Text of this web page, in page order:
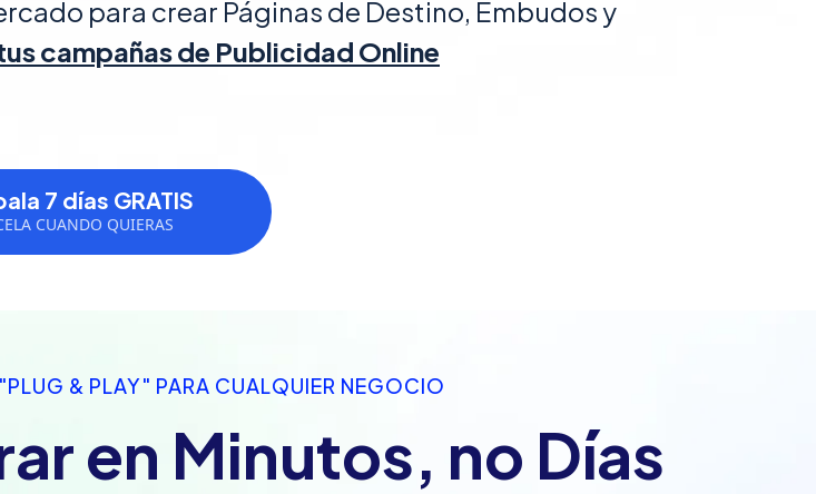
para crear Páginas de Destino, Embudos y
campañas de Publicidad Online
7 días GRATIS
CUANDO QUIERAS
& PLAY" PARA CUALQUIER NEGOCIO
en Minutos, no Días